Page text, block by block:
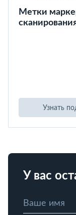
Метки
Узнать
У вас